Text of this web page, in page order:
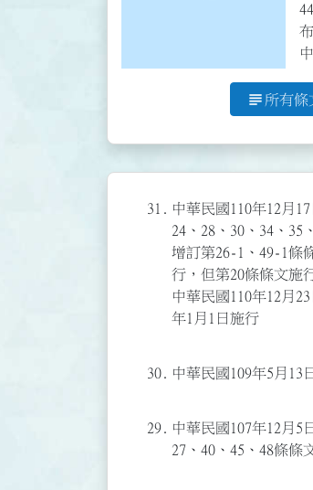
subject 所有條
31.
中華民國110年12月
24、28、30、34、35
增訂第26-1、49-1條
行，但第20條條文施
中華民國110年12月
年1月1日施行
30. 中華民國109年5月13
29.
中華民國107年12月5
27、40、45、48條條